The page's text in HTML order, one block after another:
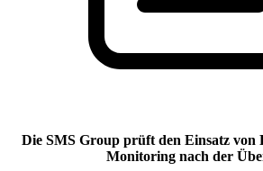
Die SMS Group prüft den Einsatz von
Monitoring nach der